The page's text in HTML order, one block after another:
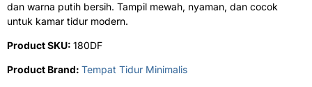
dan warna putih bersih. Tampil mewah, nyaman, dan cocok
untuk kamar tidur modern.
Product SKU: 180DF
Product Brand: Tempat Tidur Minimalis